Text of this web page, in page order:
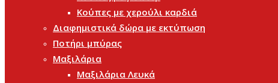
Κούπες με χερούλι καρδιά
Διαφημιστικά δώρα με εκτύπωση
Ποτήρι μπύρας
Μαξιλάρια
Μαξιλάρια Λευκά